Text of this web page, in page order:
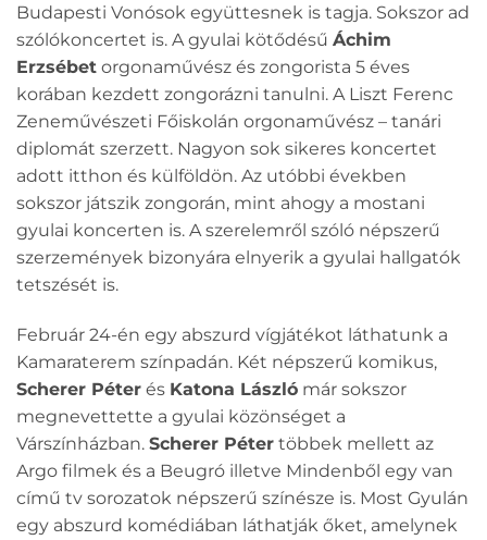
Budapesti Vonósok együttesnek is tagja. Sokszor ad
szólókoncertet is. A gyulai kötődésű Áchim
Erzsébet orgonaművész és zongorista 5 éves
korában kezdett zongorázni tanulni. A Liszt Ferenc
Zeneművészeti Főiskolán orgonaművész – tanári
diplomát szerzett. Nagyon sok sikeres koncertet
adott itthon és külföldön. Az utóbbi években
sokszor játszik zongorán, mint ahogy a mostani
gyulai koncerten is. A szerelemről szóló népszerű
szerzemények bizonyára elnyerik a gyulai hallgatók
tetszését is.
Február 24-én egy abszurd vígjátékot láthatunk a
Kamaraterem színpadán. Két népszerű komikus,
Scherer Péter és Katona László már sokszor
megnevettette a gyulai közönséget a
Várszínházban. Scherer Péter többek mellett az
Argo filmek és a Beugró illetve Mindenből egy van
című tv sorozatok népszerű színésze is. Most Gyulán
egy abszurd komédiában láthatják őket, amelynek